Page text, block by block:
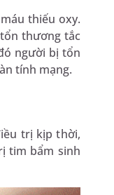
thiếu oxy.
thương tắc
người bị tổn
tính mạng.
trị kịp thời,
tim bẩm sinh